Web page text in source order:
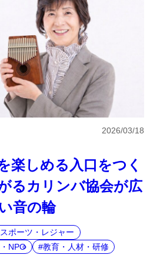
楽しめる入口をつく
カリンバ協会が広
音の輪
2026/03/18
ポーツ・レジャー
NPO
教育・人材・研修